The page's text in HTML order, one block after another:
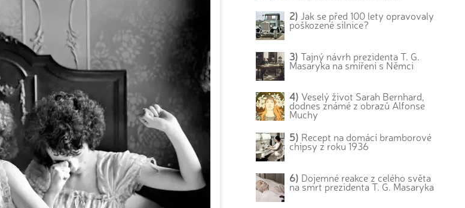
2) Jak se před 100 lety opravovaly
poškozené silnice?
3) Tajný návrh prezidenta T. G.
Masaryka na smíření s Němci
4) Veselý život Sarah Bernhard,
dodnes známé z obrazů Alfonse
Muchy
5) Recept na domácí bramborové
chipsy z roku 1936
6) Dojemné reakce z celého světa
na smrt prezidenta T. G. Masaryka